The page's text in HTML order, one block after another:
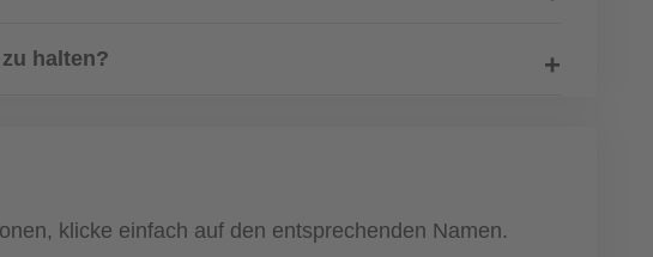
halten?
klicke einfach auf den entsprechenden Namen.